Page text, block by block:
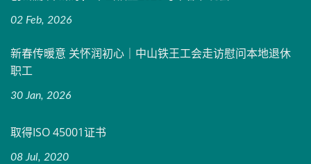
02 Feb, 2026
新春传暖意 关怀润初心｜中山铁王工会走访慰问本地退休
职工
30 Jan, 2026
取得ISO 45001证书
08 Jul, 2020